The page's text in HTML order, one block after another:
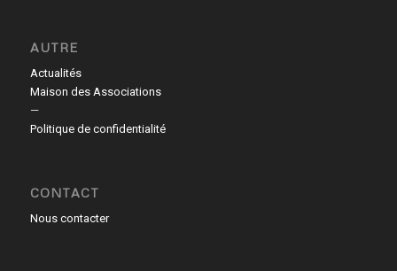
AUTRE
Actualités
Maison des Associations
—
Politique de confidentialité
CONTACT
Nous contacter